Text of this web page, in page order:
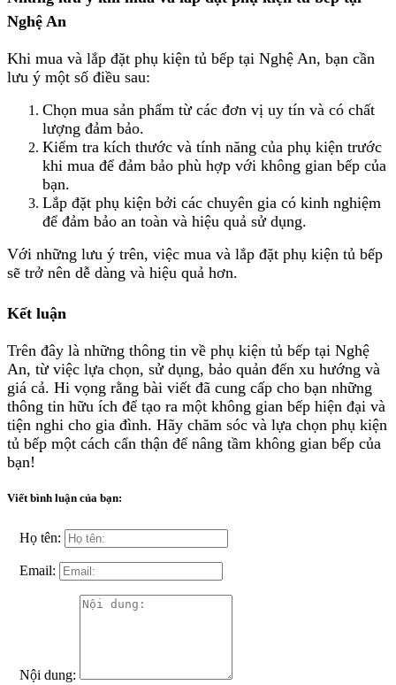
Nghệ An
Khi mua và lắp đặt phụ kiện tủ bếp tại Nghệ An, bạn cần
lưu ý một số điều sau:
Chọn mua sản phẩm từ các đơn vị uy tín và có chất
lượng đảm bảo.
Kiểm tra kích thước và tính năng của phụ kiện trước
khi mua để đảm bảo phù hợp với không gian bếp của
bạn.
Lắp đặt phụ kiện bởi các chuyên gia có kinh nghiệm
để đảm bảo an toàn và hiệu quả sử dụng.
Với những lưu ý trên, việc mua và lắp đặt phụ kiện tủ bếp
sẽ trở nên dễ dàng và hiệu quả hơn.
Kết luận
Trên đây là những thông tin về phụ kiện tủ bếp tại Nghệ
An, từ việc lựa chọn, sử dụng, bảo quản đến xu hướng và
giá cả. Hi vọng rằng bài viết đã cung cấp cho bạn những
thông tin hữu ích để tạo ra một không gian bếp hiện đại và
tiện nghi cho gia đình. Hãy chăm sóc và lựa chọn phụ kiện
tủ bếp một cách cẩn thận để nâng tầm không gian bếp của
bạn!
Viết bình luận của bạn:
Họ tên:
Email:
Nội dung: